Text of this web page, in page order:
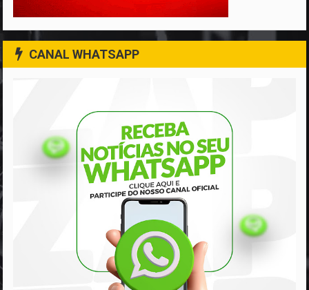
CANAL WHATSAPP